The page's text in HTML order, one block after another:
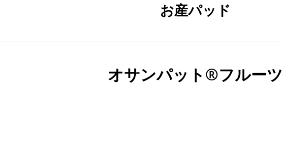
お産パッド
オサンパット®フルーツ